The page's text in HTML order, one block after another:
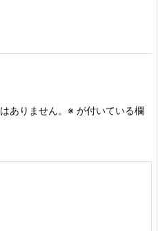
ありません。 ※ が付いている欄